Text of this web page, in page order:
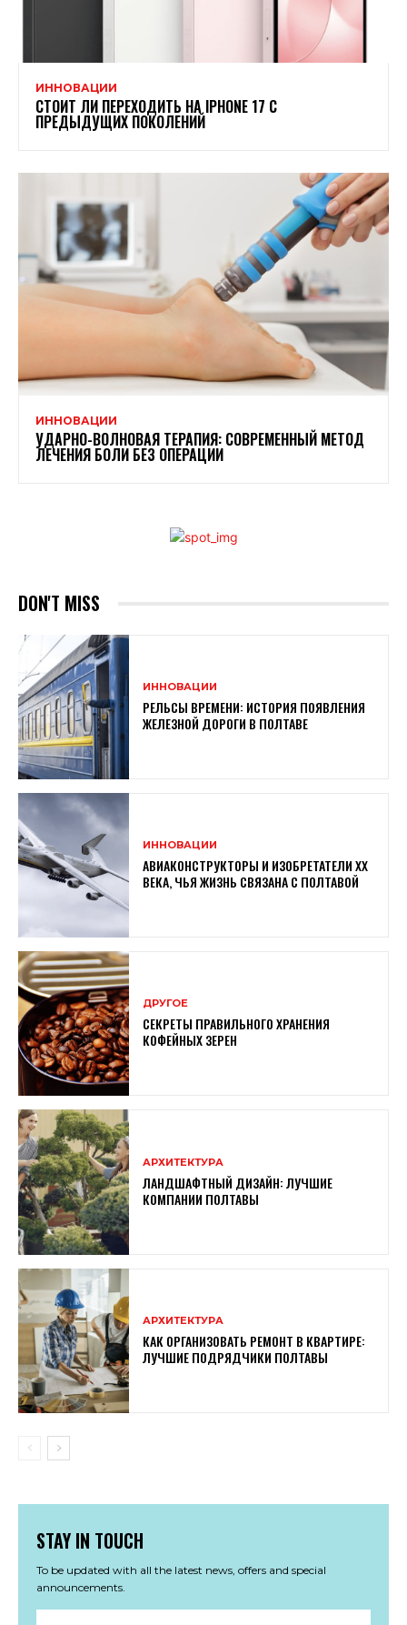
ИННОВАЦИИ
СТОИТ ЛИ ПЕРЕХОДИТЬ НА IPHONE 17 С
ПРЕДЫДУЩИХ ПОКОЛЕНИЙ
ИННОВАЦИИ
УДАРНО-ВОЛНОВАЯ ТЕРАПИЯ: СОВРЕМЕННЫЙ МЕТОД
ЛЕЧЕНИЯ БОЛИ БЕЗ ОПЕРАЦИИ
DON'T MISS
ИННОВАЦИИ
РЕЛЬСЫ ВРЕМЕНИ: ИСТОРИЯ ПОЯВЛЕНИЯ
ЖЕЛЕЗНОЙ ДОРОГИ В ПОЛТАВЕ
ИННОВАЦИИ
АВИАКОНСТРУКТОРЫ И ИЗОБРЕТАТЕЛИ XX
ВЕКА, ЧЬЯ ЖИЗНЬ СВЯЗАНА С ПОЛТАВОЙ
ДРУГОЕ
СЕКРЕТЫ ПРАВИЛЬНОГО ХРАНЕНИЯ
КОФЕЙНЫХ ЗЕРЕН
АРХИТЕКТУРА
ЛАНДШАФТНЫЙ ДИЗАЙН: ЛУЧШИЕ
КОМПАНИИ ПОЛТАВЫ
АРХИТЕКТУРА
КАК ОРГАНИЗОВАТЬ РЕМОНТ В КВАРТИРЕ:
ЛУЧШИЕ ПОДРЯДЧИКИ ПОЛТАВЫ
STAY IN TOUCH
To be updated with all the latest news, offers and special
announcements.